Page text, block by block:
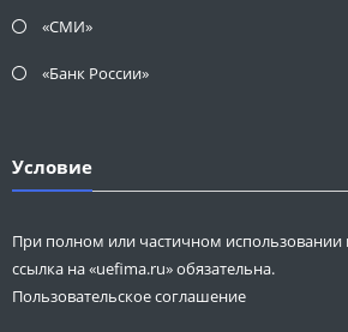
«СМИ»
«Банк России»
Условие
При полном или частичном использовании
ссылка на «uefima.ru» обязательна.
Пользовательское соглашение